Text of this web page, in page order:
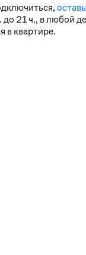
21 ч., в любой
в квартире.